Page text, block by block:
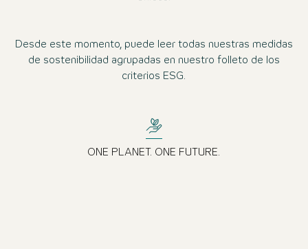
Desde este momento, puede leer todas nuestras medidas
de sostenibilidad agrupadas en nuestro folleto de los
criterios ESG.
ONE PLANET. ONE FUTURE.